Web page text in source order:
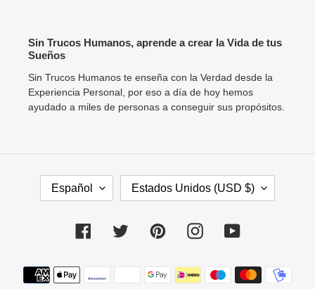
Sin Trucos Humanos, aprende a crear la Vida de tus
Sueños
Sin Trucos Humanos te enseña con la Verdad desde la
Experiencia Personal, por eso a día de hoy hemos
ayudado a miles de personas a conseguir sus propósitos.
Español
S
/
E
G
Estados Unidos (USD $)
FacebookTwitter PinterestInstagramYouTube
Métodos
de